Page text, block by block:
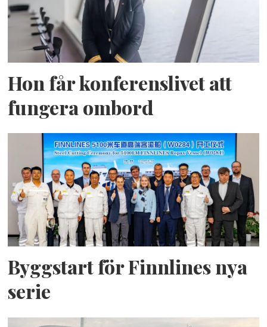
Hon får konferenslivet att
fungera ombord
Byggstart för Finnlines nya
serie